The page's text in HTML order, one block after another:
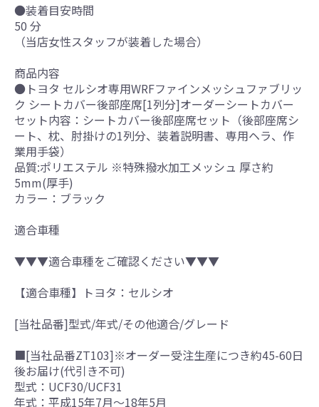
●装着目安時間
50 分
（当店女性スタッフが装着した場合）
商品内容
●トヨタ セルシオ専用WRFファインメッシュファブリッ
ク シートカバー後部座席[1列分]オーダーシートカバー
セット内容：シートカバー後部座席セット（後部座席シ
ート、枕、肘掛けの1列分、装着説明書、専用ヘラ、作
業用手袋）
品質:ポリエステル ※特殊撥水加工メッシュ 厚さ約
5mm(厚手)
カラー：ブラック
適合車種
▼▼▼適合車種をご確認ください▼▼▼
【適合車種】トヨタ：セルシオ
[当社品番]型式/年式/その他適合/グレード
■[当社品番ZT103]※オーダー受注生産につき約45-60日
後お届け(代引き不可)
型式：UCF30/UCF31
年式：平成15年7月～18年5月